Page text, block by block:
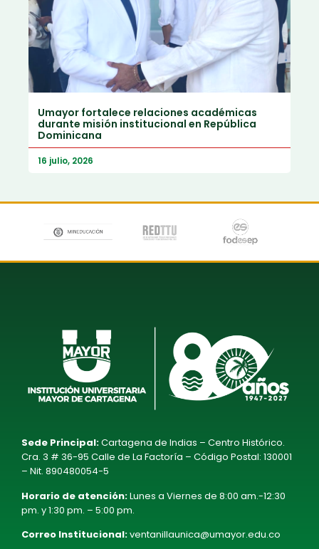
Umayor fortalece relaciones académicas
durante misión institucional en República
Dominicana
16 julio, 2026
Sede Principal:Cartagena de Indias – Centro Histórico.
Cra. 3 # 36-95 Calle de La Factoría – Código Postal: 130001
– Nit. 890480054-5
Horario de atención:Lunes a Viernes de 8:00 am.-12:30
pm. y 1:30 pm. – 5:00 pm.
Correo Institucional:ventanillaunica@umayor.edu.co